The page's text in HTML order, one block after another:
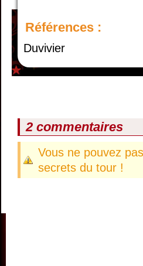
Références :
Duvivier
2 commentaires
Vous ne pouvez
secrets du tour !